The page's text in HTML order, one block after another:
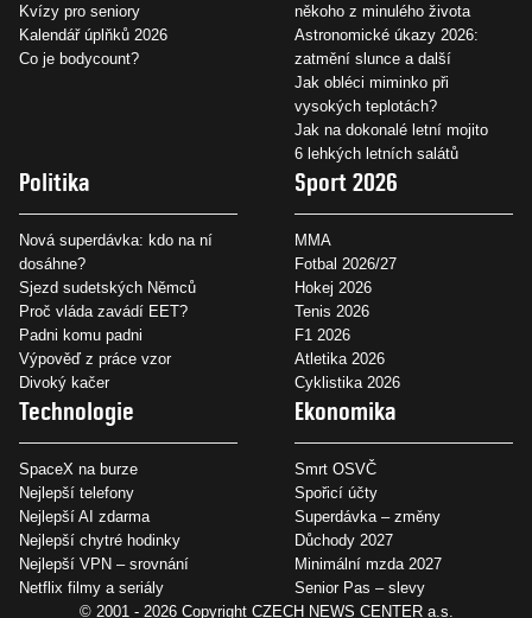
Kvízy pro seniory
Kalendář úplňků 2026
Co je bodycount?
někoho z minulého života
Astronomické úkazy 2026:
zatmění slunce a další
Jak obléci miminko při
vysokých teplotách?
Jak na dokonalé letní mojito
6 lehkých letních salátů
Politika
Nová superdávka: kdo na ní
dosáhne?
Sjezd sudetských Němců
Proč vláda zavádí EET?
Padni komu padni
Výpověď z práce vzor
Divoký kačer
Sport 2026
MMA
Fotbal 2026/27
Hokej 2026
Tenis 2026
F1 2026
Atletika 2026
Cyklistika 2026
Technologie
SpaceX na burze
Nejlepší telefony
Nejlepší AI zdarma
Nejlepší chytré hodinky
Nejlepší VPN – srovnání
Netflix filmy a seriály
Ekonomika
Smrt OSVČ
Spořicí účty
Superdávka – změny
Důchody 2027
Minimální mzda 2027
Senior Pas – slevy
© 2001 - 2026 Copyright CZECH NEWS CENTER a.s.